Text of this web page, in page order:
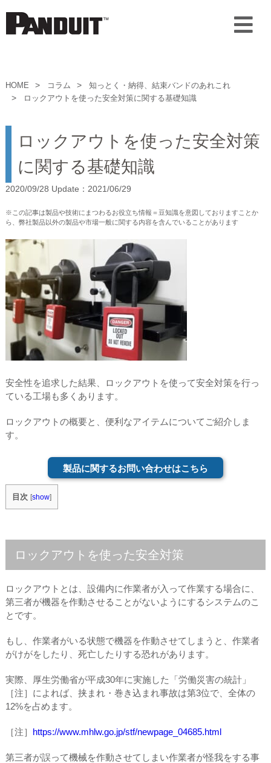
HOME コラム
知っとく・納得、結束バンドのあれこれ
ロックアウトを使った安全対策に関する基礎知識
ロックアウトを使った安全対策
に関する基礎知識
2020/09/28 Update：2021/06/29
※この記事は製品や技術にまつわるお役立ち情報＝豆知識を意図しておりますことか
ら、弊社製品以外の製品や市場一般に関する内容を含んでいることがあります
安全性を追求した結果、ロックアウトを使って安全対策を行っ
ている工場も多くあります。
ロックアウトの概要と、便利なアイテムについてご紹介しま
す。
製品に関するお問い合わせはこちら
目次 [show]
ロックアウトを使った安全対策
ロックアウトとは、設備内に作業者が入って作業する場合に、
第三者が機器を作動させることがないようにするシステムのこ
とです。
もし、作業者がいる状態で機器を作動させてしまうと、作業者
がけがをしたり、死亡したりする恐れがあります。
実際、厚生労働省が平成30年に実施した「労働災害の統計」
［注］によれば、挟まれ・巻き込まれ事故は第3位で、全体の
12%を占めます。
［注］ https://www.mhlw.go.jp/stf/newpage_04685.html
第三者が誤って機械を作動させてしまい作業者が怪我をする事